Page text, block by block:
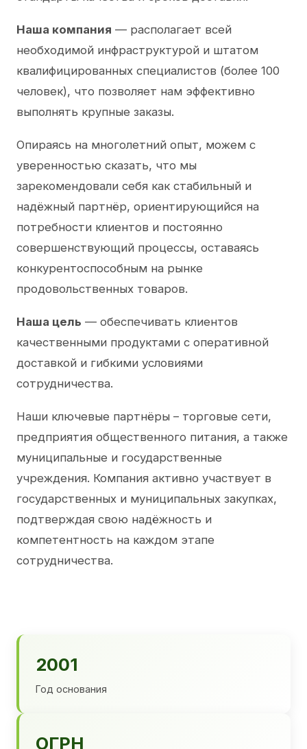
Наша компания — располагает всей
необходимой инфраструктурой и штатом
квалифицированных специалистов (более 100
человек), что позволяет нам эффективно
выполнять крупные заказы.
Опираясь на многолетний опыт, можем с
уверенностью сказать, что мы
зарекомендовали себя как стабильный и
надёжный партнёр, ориентирующийся на
потребности клиентов и постоянно
совершенствующий процессы, оставаясь
конкурентоспособным на рынке
продовольственных товаров.
Наша цель — обеспечивать клиентов
качественными продуктами с оперативной
доставкой и гибкими условиями
сотрудничества.
Наши ключевые партнёры – торговые сети,
предприятия общественного питания, а также
муниципальные и государственные
учреждения. Компания активно участвует в
государственных и муниципальных закупках,
подтверждая свою надёжность и
компетентность на каждом этапе
сотрудничества.
2001
Год основания
ОГРН